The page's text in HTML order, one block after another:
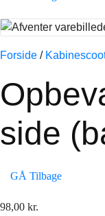
Forside /
side
GÅ Tilbage
98,00 kr.